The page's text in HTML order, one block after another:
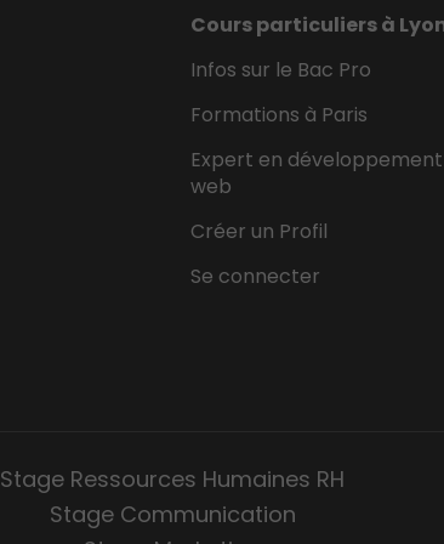
Cours particuliers à
Infos sur le Bac Pro
Formations à Paris
Expert en développement
web
Créer un Profil
Se connecter
Stage Ressources Humaines RH
Stage Communication